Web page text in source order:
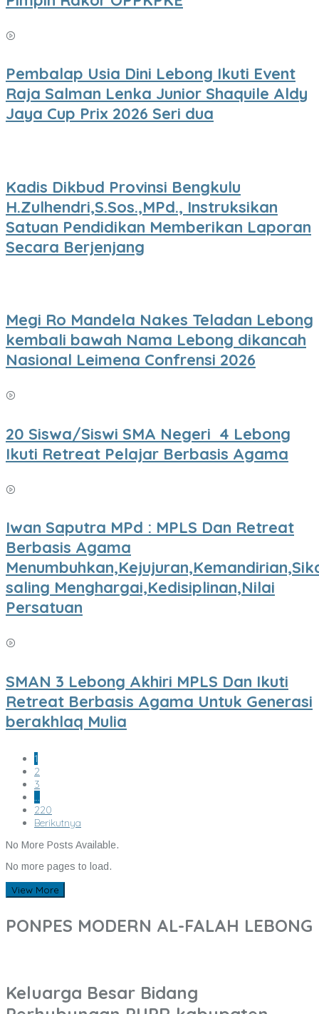
Pembalap Usia Dini Lebong Ikuti Event
Raja Salman Lenka Junior Shaquile Aldy
Jaya Cup Prix 2026 Seri dua
Kadis Dikbud Provinsi Bengkulu
H.Zulhendri,S.Sos.,MPd., Instruksikan
Satuan Pendidikan Memberikan Laporan
Secara Berjenjang
Megi Ro Mandela Nakes Teladan Lebong
kembali bawah Nama Lebong dikancah
Nasional Leimena Confrensi 2026
20 Siswa/Siswi SMA Negeri 4 Lebong
Ikuti Retreat Pelajar Berbasis Agama
Iwan Saputra MPd : MPLS Dan Retreat
Berbasis Agama
saling Menghargai,Kedisiplinan,Nilai
Persatuan
SMAN 3 Lebong Akhiri MPLS Dan Ikuti
Retreat Berbasis Agama Untuk Generasi
berakhlaq Mulia
1
2
3
…
220
Berikutnya
No More Posts Available.
No more pages to load.
View More
PONPES MODERN AL-FALAH LEBONG
Keluarga Besar Bidang